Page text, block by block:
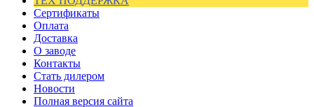
Сертификаты
Оплата
Доставка
О заводе
Контакты
Стать дилером
Новости
Полная версия сайта